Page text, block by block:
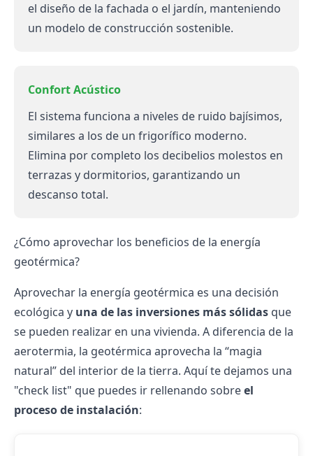
el diseño de la fachada o el jardín, manteniendo
un modelo de construcción sostenible.
Confort Acústico
El sistema funciona a niveles de ruido bajísimos,
similares a los de un frigorífico moderno.
Elimina por completo los decibelios molestos en
terrazas y dormitorios, garantizando un
descanso total.
¿Cómo aprovechar los beneficios de la energía
geotérmica?
Aprovechar la energía geotérmica es una decisión
ecológica y una de las inversiones más sólidas que
se pueden realizar en una vivienda. A diferencia de la
aerotermia, la geotérmica aprovecha la “magia
natural” del interior de la tierra. Aquí te dejamos una
"check list" que puedes ir rellenando sobreel
proceso de instalación: